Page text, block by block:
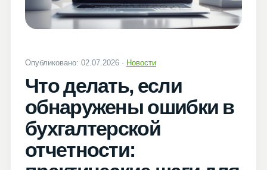
Опубликовано: 02.07.2026 · Новости
Что делать, если
обнаружены ошибки в
бухгалтерской
отчетности: